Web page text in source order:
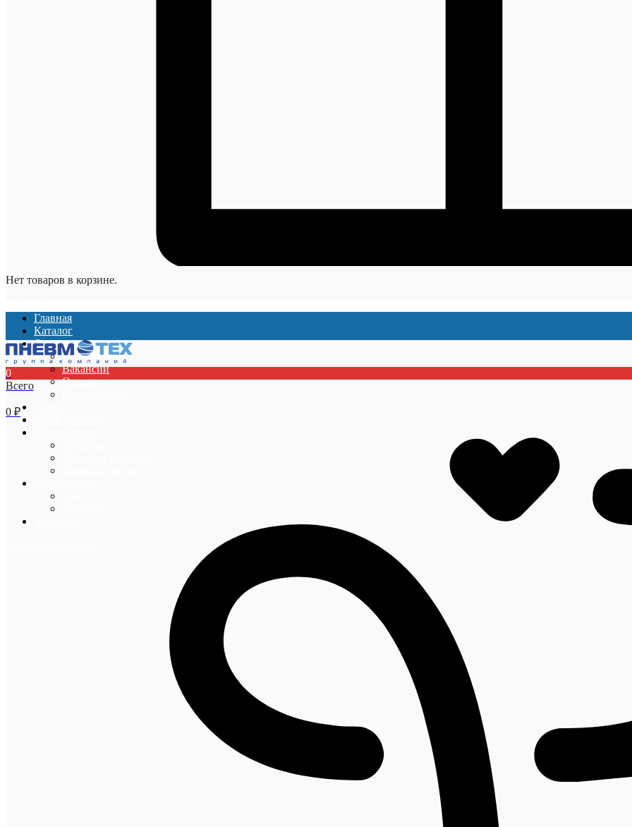
Нет товаров в корзине.
Главная
Каталог
О компании
О компании
Вакансии
Отзывы
0
Всего
0 ₽